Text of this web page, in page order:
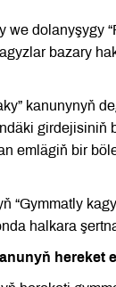
dolanyşygy
bazary
kanunynyň
girdejisiniň
emlägiň bir
“Gymmatly
halkara
hereket